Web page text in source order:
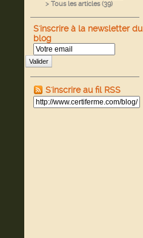
> Tous les articles (39)
S'inscrire à la newsletter du
blog
Valider
S'inscrire au fil RSS